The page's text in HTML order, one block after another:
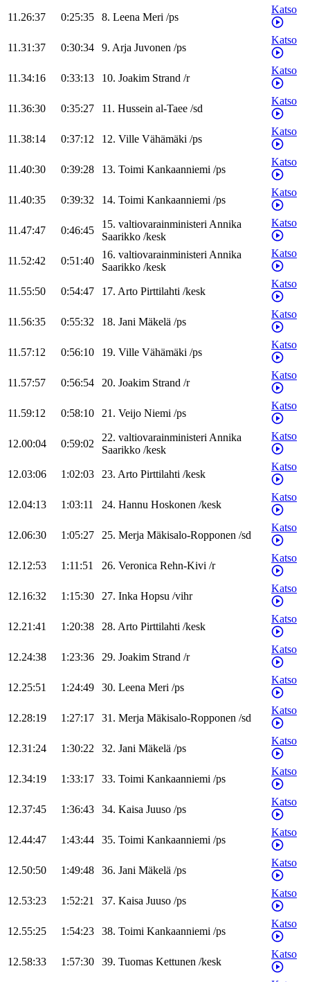
11.26:37 0:25:35 8. Leena Meri /ps
Katso
11.31:37 0:30:34 9. Arja Juvonen /ps
Katso
11.34:16 0:33:13 10. Joakim Strand /r
Katso
11.36:30 0:35:27 11. Hussein al-Taee /sd
Katso
11.38:14 0:37:12 12. Ville Vähämäki /ps
Katso
11.40:30 0:39:28 13. Toimi Kankaanniemi /ps
Katso
11.40:35 0:39:32 14. Toimi Kankaanniemi /ps
Katso
11.47:47 0:46:45
15. valtiovarainministeriAnnika
Saarikko /kesk
Katso
11.52:42 0:51:40
16. valtiovarainministeriAnnika
Saarikko /kesk
Katso
11.55:50 0:54:47 17. Arto Pirttilahti /kesk
Katso
11.56:35 0:55:32 18. Jani Mäkelä /ps
Katso
11.57:12 0:56:10 19. Ville Vähämäki /ps
Katso
11.57:57 0:56:54 20. Joakim Strand /r
Katso
11.59:12 0:58:10 21. Veijo Niemi /ps
Katso
12.00:04 0:59:02
22. valtiovarainministeriAnnika
Saarikko /kesk
Katso
12.03:06 1:02:03 23. Arto Pirttilahti /kesk
Katso
12.04:13 1:03:11 24. Hannu Hoskonen /kesk
Katso
12.06:30 1:05:27 25. Merja Mäkisalo-Ropponen /sd
Katso
12.12:53 1:11:51 26. Veronica Rehn-Kivi /r
Katso
12.16:32 1:15:30 27. Inka Hopsu /vihr
Katso
12.21:41 1:20:38 28. Arto Pirttilahti /kesk
Katso
12.24:38 1:23:36 29. Joakim Strand /r
Katso
12.25:51 1:24:49 30. Leena Meri /ps
Katso
12.28:19 1:27:17 31. Merja Mäkisalo-Ropponen /sd
Katso
12.31:24 1:30:22 32. Jani Mäkelä /ps
Katso
12.34:19 1:33:17 33. Toimi Kankaanniemi /ps
Katso
12.37:45 1:36:43 34. Kaisa Juuso /ps
Katso
12.44:47 1:43:44 35. Toimi Kankaanniemi /ps
Katso
12.50:50 1:49:48 36. Jani Mäkelä /ps
Katso
12.53:23 1:52:21 37. Kaisa Juuso /ps
Katso
12.55:25 1:54:23 38. Toimi Kankaanniemi /ps
Katso
12.58:33 1:57:30 39. Tuomas Kettunen /kesk
Katso